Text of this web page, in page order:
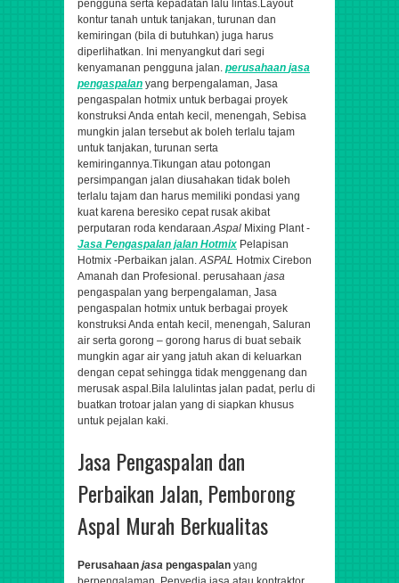
pengguna serta kepadatan lalu lintas.Layout
kontur tanah untuk tanjakan, turunan dan
kemiringan (bila di butuhkan) juga harus
diperlihatkan. Ini menyangkut dari segi
kenyamanan pengguna jalan. perusahaan jasa
pengaspalan yang berpengalaman, Jasa
pengaspalan hotmix untuk berbagai proyek
konstruksi Anda entah kecil, menengah, Sebisa
mungkin jalan tersebut ak boleh terlalu tajam
untuk tanjakan, turunan serta
kemiringannya.Tikungan atau potongan
persimpangan jalan diusahakan tidak boleh
terlalu tajam dan harus memiliki pondasi yang
kuat karena beresiko cepat rusak akibat
perputaran roda kendaraan.Aspal Mixing Plant -
Jasa Pengaspalan jalan Hotmix Pelapisan
Hotmix -Perbaikan jalan.ASPAL Hotmix Cirebon
Amanah dan Profesional. perusahaan jasa
pengaspalan yang berpengalaman, Jasa
pengaspalan hotmix untuk berbagai proyek
konstruksi Anda entah kecil, menengah, Saluran
air serta gorong – gorong harus di buat sebaik
mungkin agar air yang jatuh akan di keluarkan
dengan cepat sehingga tidak menggenang dan
merusak aspal.Bila lalulintas jalan padat, perlu di
buatkan trotoar jalan yang di siapkan khusus
untuk pejalan kaki.
Jasa Pengaspalan dan
Perbaikan Jalan, Pemborong
Aspal Murah Berkualitas
Perusahaan jasa pengaspalan yang